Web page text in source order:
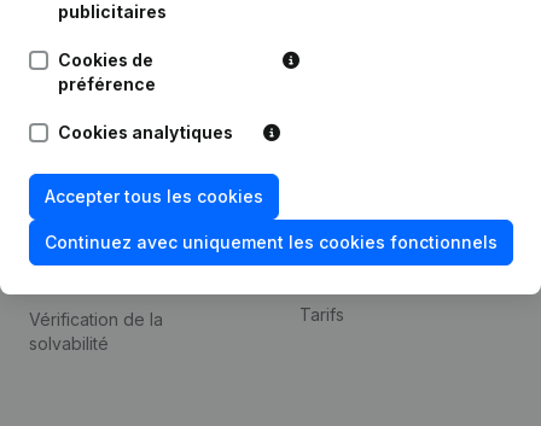
publicitaires
Cookies de
préférence
Cookies analytiques
Accepter tous les cookies
Continuez avec uniquement les cookies fonctionnels
Thème
de la fraude
Consulter des comptes
annuels
Recherche de numéro de
Vérification de la
solvabilité
Contact
Tarifs